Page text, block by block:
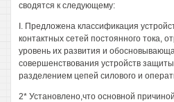
сводятся к следующему:
I. Предложена классификация
контактных сетей постоянного тока,
уровень их развития и
совершенствования устройств
разделением цепей силового и
2* Установлено,что основной